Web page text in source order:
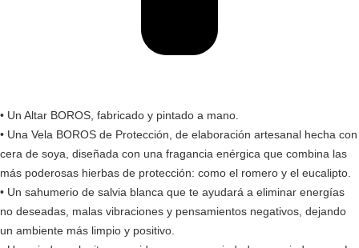
• Un Altar BOROS, fabricado y pintado a mano.
• Una Vela BOROS de Protección, de elaboración artesanal hecha con
cera de soya, diseñada con una fragancia enérgica que combina las
más poderosas hierbas de protección: como el romero y el eucalipto.
• Un sahumerio de salvia blanca que te ayudará a eliminar energías
no deseadas, malas vibraciones y pensamientos negativos, dejando
un ambiente más limpio y positivo.